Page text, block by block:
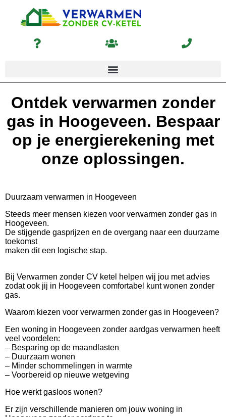
Ontdek verwarmen zonder
gas in Hoogeveen. Bespaar
op je energierekening met
onze oplossingen.
Duurzaam verwarmen in Hoogeveen
Steeds meer mensen kiezen voor verwarmen zonder gas in
Hoogeveen.
De stijgende gasprijzen en de overgang naar een duurzame
toekomst
maken dit een logische stap.
Bij Verwarmen zonder CV ketel helpen wij jou met advies
zodat ook jij in Hoogeveen comfortabel kunt wonen zonder
gas.
Waarom kiezen voor verwarmen zonder gas in Hoogeveen?
Een woning in Hoogeveen zonder aardgas verwarmen heeft
veel voordelen:
– Besparing op de maandlasten
– Duurzaam wonen
– Minder schommelingen in warmte
– Voorbereid op nieuwe wetgeving
Hoe werkt gasloos wonen?
Er zijn verschillende manieren om jouw woning in